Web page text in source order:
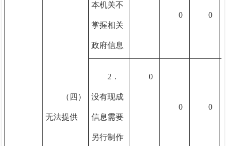
（四）
无法提供
本机关不
掌握相关
政府信息
0 0
2．
没有现成
信息需要
另行制作
0
0 0